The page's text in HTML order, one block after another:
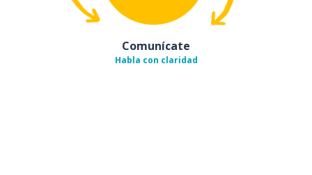
Comunícate
Habla con claridad